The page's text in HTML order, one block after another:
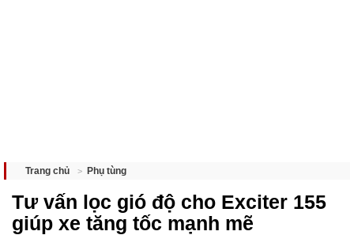
Trang chủ Phụ tùng
Tư vấn lọc gió độ cho Exciter 155
giúp xe tăng tốc mạnh mẽ